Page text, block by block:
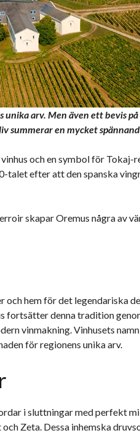
unika arv. Men även ett bevis
summerar en mycket
och en symbol för Tokaj-
talet efter att den spanska
skapar Oremus några av
och hem för det legendariska
fortsätter denna tradition
vinmakning. Vinhusets
för regionens unika arv.
i sluttningar med perfekt
Zeta. Dessa inhemska